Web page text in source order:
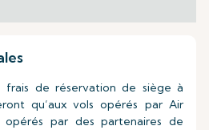
frais de réservation de siège à
qu’aux vols opérés par Air
opérés par des partenaires de